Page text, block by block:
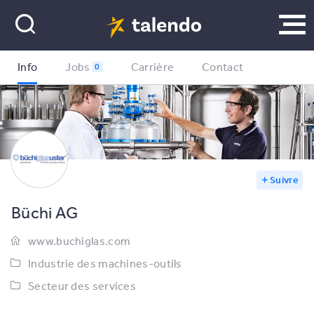
Suivre
Info Jobs 0 Carrière Contact
Büchi AG
www.buchiglas.com
Industrie des machines-outils
Secteur des services